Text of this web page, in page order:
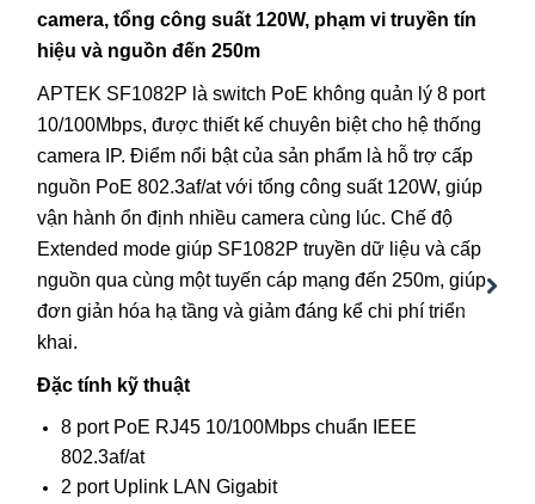
Next
camera, tổng công suất 120W, phạm vi truyền tín
hiệu và nguồn đến 250m
APTEK SF1082P là switch PoE không quản lý 8 port
10/100Mbps, được thiết kế chuyên biệt cho hệ thống
camera IP. Điểm nổi bật của sản phẩm là hỗ trợ cấp
nguồn PoE 802.3af/at với tổng công suất 120W, giúp
vận hành ổn định nhiều camera cùng lúc. Chế độ
Extended mode giúp SF1082P truyền dữ liệu và cấp
nguồn qua cùng một tuyến cáp mạng đến 250m, giúp
đơn giản hóa hạ tầng và giảm đáng kể chi phí triển
khai.
Đặc tính kỹ thuật
8 port PoE RJ45 10/100Mbps chuẩn IEEE
802.3af/at
2 port Uplink LAN Gigabit